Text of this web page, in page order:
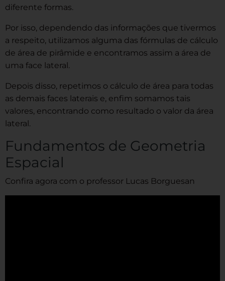
diferente formas.
Por isso, dependendo das informações que tivermos
a respeito, utilizamos alguma das fórmulas de cálculo
de área de pirâmide e encontramos assim a área de
uma face lateral.
Depois disso, repetimos o cálculo de área para todas
as demais faces laterais e, enfim somamos tais
valores, encontrando como resultado o valor da área
lateral.
Fundamentos de Geometria
Espacial
Confira agora com o professor Lucas Borguesan